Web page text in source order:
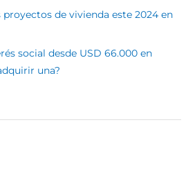
proyectos de vivienda este 2024 en
social desde USD 66.000 en
una?